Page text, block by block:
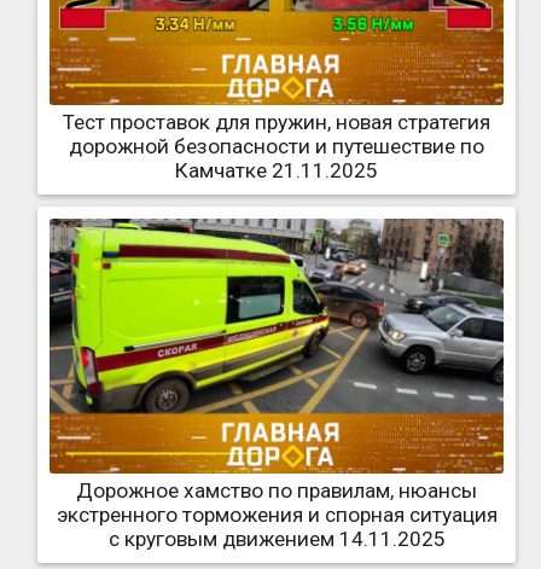
Тест проставок для пружин, новая стратегия
дорожной безопасности и путешествие по
Камчатке 21.11.2025
Дорожное хамство по правилам, нюансы
экстренного торможения и спорная ситуация
с круговым движением 14.11.2025